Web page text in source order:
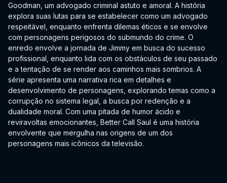
Goodman, um advogado criminal astuto e amoral. A história
explora suas lutas para se estabelecer como um advogado
respeitável, enquanto enfrenta dilemas éticos e se envolve
com personagens perigosos do submundo do crime. O
enredo envolve a jornada de Jimmy em busca do sucesso
profissional, enquanto lida com os obstáculos de seu passado
e a tentação de se render aos caminhos mais sombrios. A
série apresenta uma narrativa rica em detalhes e
desenvolvimento de personagens, explorando temas como a
corrupção no sistema legal, a busca por redenção e a
dualidade moral. Com uma pitada de humor ácido e
reviravoltas emocionantes, Better Call Saul é uma história
envolvente que mergulha nas origens de um dos
personagens mais icônicos da televisão.